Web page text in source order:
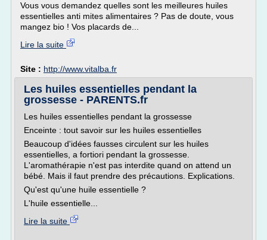
Vous vous demandez quelles sont les meilleures huiles
essentielles anti mites alimentaires ? Pas de doute, vous
mangez bio ! Vos placards de...
Lire la suite
Site : http://www.vitalba.fr
Les huiles essentielles pendant la
grossesse - PARENTS.fr
Les huiles essentielles pendant la grossesse
Enceinte : tout savoir sur les huiles essentielles
Beaucoup d'idées fausses circulent sur les huiles
essentielles, a fortiori pendant la grossesse.
L'aromathérapie n'est pas interdite quand on attend un
bébé. Mais il faut prendre des précautions. Explications.
Qu'est qu'une huile essentielle ?
L'huile essentielle...
Lire la suite